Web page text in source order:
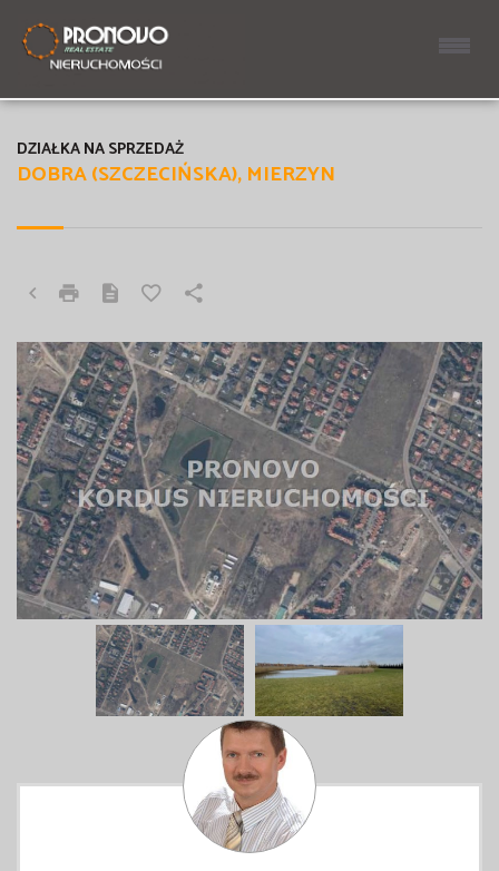
DOBRA (SZCZECIŃSKA), MIERZYN
DZIAŁKA NA SPRZEDAŻ